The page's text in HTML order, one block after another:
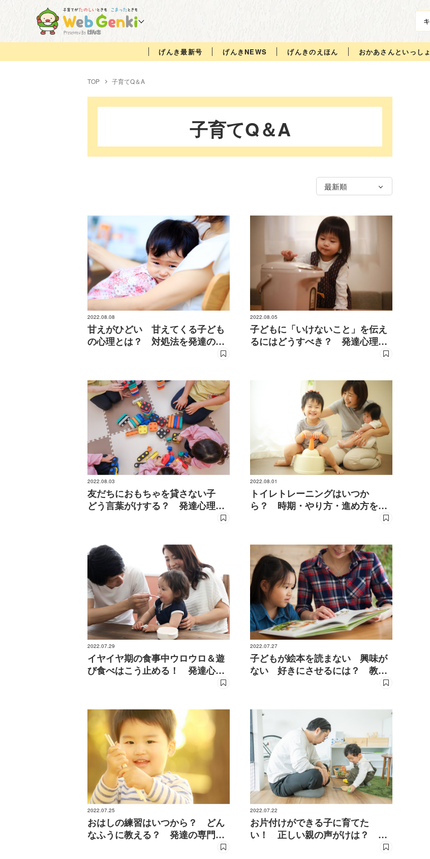
げんき最新号 げんきNEWS げんきのえほん おかあさんといっしょ
TOP 子育てQ＆A
子育てQ＆A
2022.08.08
甘えがひどい 甘えてくる子ども
の心理とは？ 対処法を発達の専
2022.08.05
子どもに「いけないこと」を伝え
るにはどうすべき？ 発達心理学
2022.08.03
友だちにおもちゃを貸さない子
どう言葉がけする？ 発達心理学
2022.08.01
トイレトレーニングはいつか
ら？ 時期・やり方・進め方を発
2022.07.29
イヤイヤ期の食事中ウロウロ＆遊
び食べはこう止める！ 発達心理
2022.07.27
子どもが絵本を読まない 興味が
ない 好きにさせるには？ 教育
2022.07.25
おはしの練習はいつから？ どん
なふうに教える？ 発達の専門家
2022.07.22
お片付けができる子に育てた
い！ 正しい親の声がけは？ 子